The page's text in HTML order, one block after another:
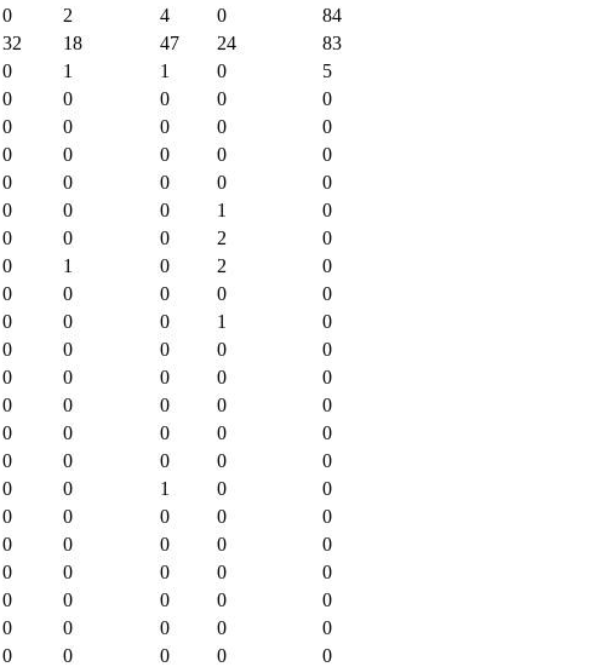
0 2 4 0
84
32 18 47 24
83
0 1 1 0
5
0 0 0 0
0
0 0 0 0
0
0 0 0 0
0
0 0 0 0
0
0 0 0 1
0
0 0 0 2
0
0 1 0 2
0
0 0 0 0
0
0 0 0 1
0
0 0 0 0
0
0 0 0 0
0
0 0 0 0
0
0 0 0 0
0
0 0 0 0
0
0 0 1 0
0
0 0 0 0
0
0 0 0 0
0
0 0 0 0
0
0 0 0 0
0
0 0 0 0
0
0 0 0 0
0